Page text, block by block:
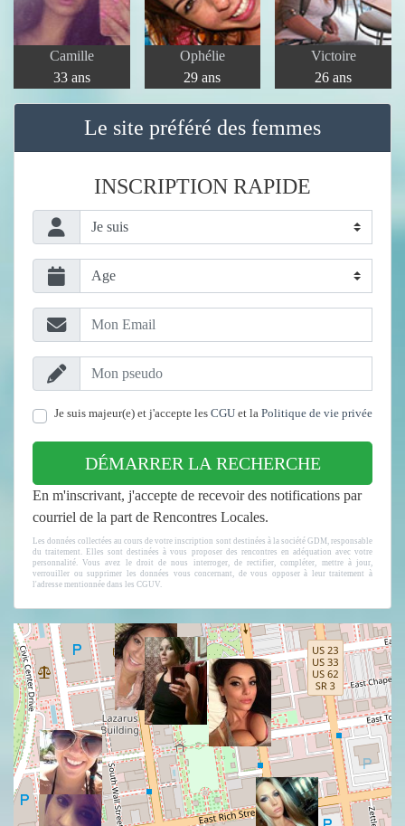
Camille
33 ans
Ophélie
29 ans
Victoire
26 ans
Le site préféré des femmes
INSCRIPTION RAPIDE
Je suis majeur(e) et j'accepte les CGU et la Politique de vie privée
DÉMARRER LA RECHERCHE
En m'inscrivant, j'accepte de recevoir des notifications par
courriel de la part de Rencontres Locales.
Les données collectées au cours de votre inscription sont destinées à la société GDM, responsable
du traitement. Elles sont destinées à vous proposer des rencontres en adéquation avec votre
personnalité. Vous avez le droit de nous interroger, de rectifier, compléter, mettre à jour,
verrouiller ou supprimer les données vous concernant, de vous opposer à leur traitement à
l'adresse mentionnée dans les CGUV.